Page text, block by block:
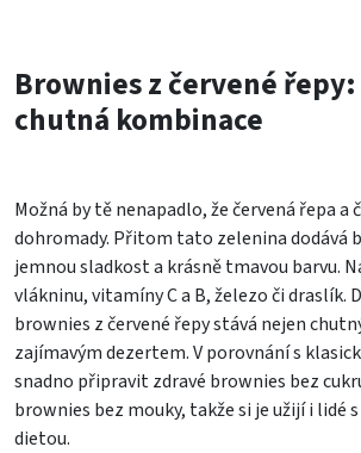
Brownies z červené
chutná kombinace
Možná by tě nenapadlo, že červená řepa a
dohromady. Přitom tato zelenina dodává
jemnou sladkost a krásně tmavou barvu.
vlákninu, vitamíny C a B, železo či draslík.
brownies z červené řepy stává nejen
zajímavým dezertem. V porovnání s
snadno připravit zdravé brownies bez
brownies bez mouky, takže si je užijí i lidé
dietou.